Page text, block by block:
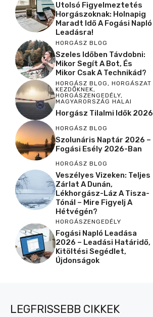
Utolsó Figyelmeztetés
Horgászoknak: Holnapig
Maradt Idő A Fogási Napló
Leadásra!
HORGÁSZ BLOG
Szeles Időben Távdobni:
Mikor Segít A Bot, És
Mikor Csak A Technikád?
HORGÁSZ BLOG , HORGÁSZAT
KEZDŐKNEK,
HORGÁSZENGEDÉLY,
MAGYARORSZÁG HALAI
Horgász Tilalmi Idők 2026
HORGÁSZ BLOG
Szolunáris Naptár 2026 –
Fogási Esély 2026-Ban
HORGÁSZ BLOG
Veszélyes Vizeken: Teljes
Zárlat A Dunán,
Lékhorgász-Láz A Tisza-
Tónál – Mire Figyelj A
Hétvégén?
HORGÁSZENGEDÉLY
Fogási Napló Leadása
2026 – Leadási Határidő,
Kitöltési Segédlet,
Újdonságok
LEGFRISSEBB CIKKEK